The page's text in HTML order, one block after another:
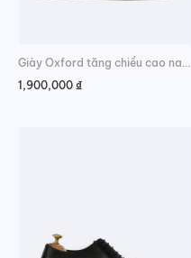
Giày Oxford tăng chiều cao nam sang trọng
1,900,000 ₫